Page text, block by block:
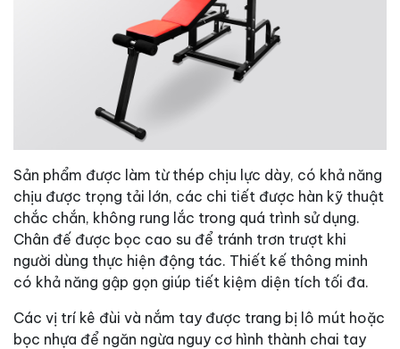
Sản phẩm được làm từ thép chịu lực dày, có khả năng
chịu được trọng tải lớn, các chi tiết được hàn kỹ thuật
chắc chắn, không rung lắc trong quá trình sử dụng.
Chân đế được bọc cao su để tránh trơn trượt khi
người dùng thực hiện động tác. Thiết kế thông minh
có khả năng gập gọn giúp tiết kiệm diện tích tối đa.
Các vị trí kê đùi và nắm tay được trang bị lô mút hoặc
bọc nhựa để ngăn ngừa nguy cơ hình thành chai tay